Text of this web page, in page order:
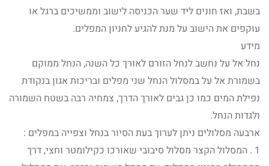
בשבת, ואז חונים ליד שער הכניסה לישוב וממשיכים ברגל או
עוקפים את הישוב על מנת להגיע לחניון המפלים.
מידע
נחל אל על נחשב לנחל הזורם לאורך כל השנה, הנחל ממוקם
בשמורת אל על במסלול הנחל שני מפלים ובריכות אגון בנקודת
נפילת המים כמו כן גבים לאורך הדרך, צמחיה רבה בשטח השמורה
ולגדות הנחל.
ארבעה מסלולים ניתן לערוך בעת הסיור בנחל וצפייה במפלים :
1 . המסלול הקצר מסלול סיבובי שאורכו כקילומטר וחצי, דרך